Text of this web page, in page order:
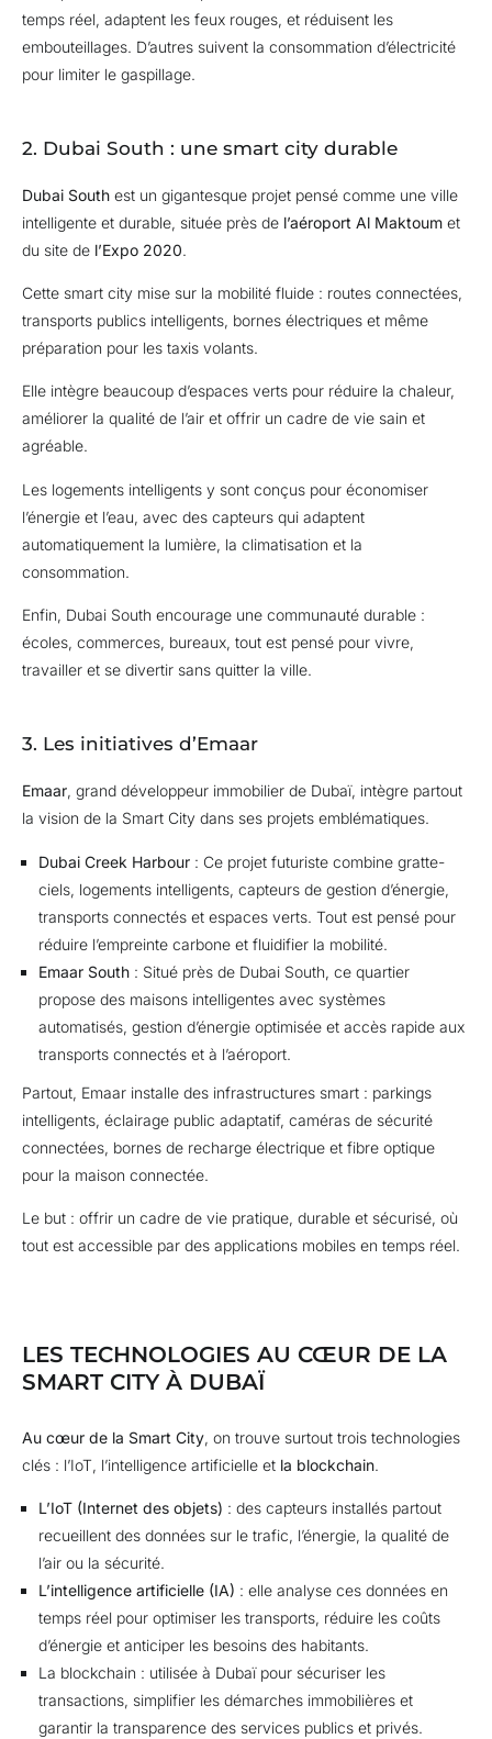
temps réel, adaptent les feux rouges, et réduisent les
embouteillages. D’autres suivent la consommation d’électricité
pour limiter le gaspillage.
2. Dubai South : une smart city durable
Dubai South est un gigantesque projet pensé comme une ville
intelligente et durable, située près de l’aéroport Al Maktoum et
du site de l’Expo 2020.
Cette smart city mise sur la mobilité fluide : routes connectées,
transports publics intelligents, bornes électriques et même
préparation pour les taxis volants.
Elle intègre beaucoup d’espaces verts pour réduire la chaleur,
améliorer la qualité de l’air et offrir un cadre de vie sain et
agréable.
Les logements intelligents y sont conçus pour économiser
l’énergie et l’eau, avec des capteurs qui adaptent
automatiquement la lumière, la climatisation et la
consommation.
Enfin, Dubai South encourage une communauté durable :
écoles, commerces, bureaux, tout est pensé pour vivre,
travailler et se divertir sans quitter la ville.
3. Les initiatives d’Emaar
Emaar, grand développeur immobilier de Dubaï, intègre partout
la vision de la Smart City dans ses projets emblématiques.
Dubai Creek Harbour : Ce projet futuriste combine gratte-
ciels, logements intelligents, capteurs de gestion d’énergie,
transports connectés et espaces verts. Tout est pensé pour
réduire l’empreinte carbone et fluidifier la mobilité.
Emaar South : Situé près de Dubai South, ce quartier
propose des maisons intelligentes avec systèmes
automatisés, gestion d’énergie optimisée et accès rapide aux
transports connectés et à l’aéroport.
Partout, Emaar installe des infrastructures smart : parkings
intelligents, éclairage public adaptatif, caméras de sécurité
connectées, bornes de recharge électrique et fibre optique
pour la maison connectée.
Le but : offrir un cadre de vie pratique, durable et sécurisé, où
tout est accessible par des applications mobiles en temps réel.
LES TECHNOLOGIES AU CŒUR DE LA
SMART CITY À DUBAÏ
Au cœur de la Smart City, on trouve surtout trois technologies
clés : l’IoT, l’intelligence artificielle et la blockchain.
L’IoT (Internet des objets) : des capteurs installés partout
recueillent des données sur le trafic, l’énergie, la qualité de
l’air ou la sécurité.
L’intelligence artificielle (IA) : elle analyse ces données en
temps réel pour optimiser les transports, réduire les coûts
d’énergie et anticiper les besoins des habitants.
La blockchain : utilisée à Dubaï pour sécuriser les
transactions, simplifier les démarches immobilières et
garantir la transparence des services publics et privés.